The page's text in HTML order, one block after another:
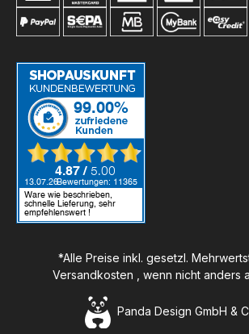
*Alle Preise inkl. gesetzl.
Versandkosten , wenn nicht anders
Panda Design GmbH &